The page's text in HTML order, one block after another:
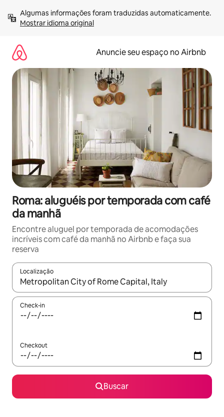
para
Mostrar idioma original
Anuncie seu espaço no Airbnb
Roma: aluguéis por temporada com café
da manhã
Encontre aluguel por temporada de acomodações
incríveis com café da manhã no Airbnb e faça sua
reserva
Localização
Quando os resultados estiverem disponíveis, explore-os
Check-in
Checkout
Buscar